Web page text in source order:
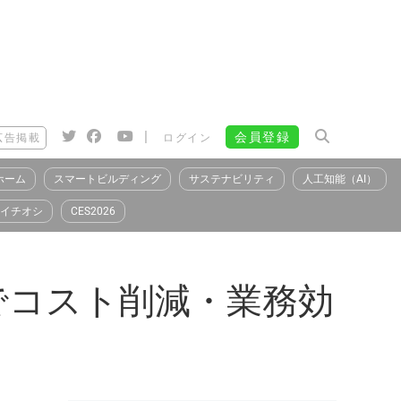
告掲載 | ログイン 会員登録
ーム スマートビルディング サステナビリティ 人工知能（AI）
イチオシ CES2026
スト削減・業務効